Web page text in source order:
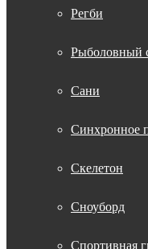
Регби
Рыболовный
Сани
Синхронное
Скелетон
Сноуборд
Спортивная